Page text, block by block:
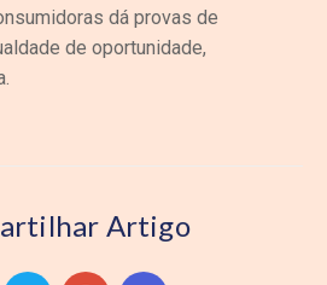
dá provas de
de oportunidade,
Artigo